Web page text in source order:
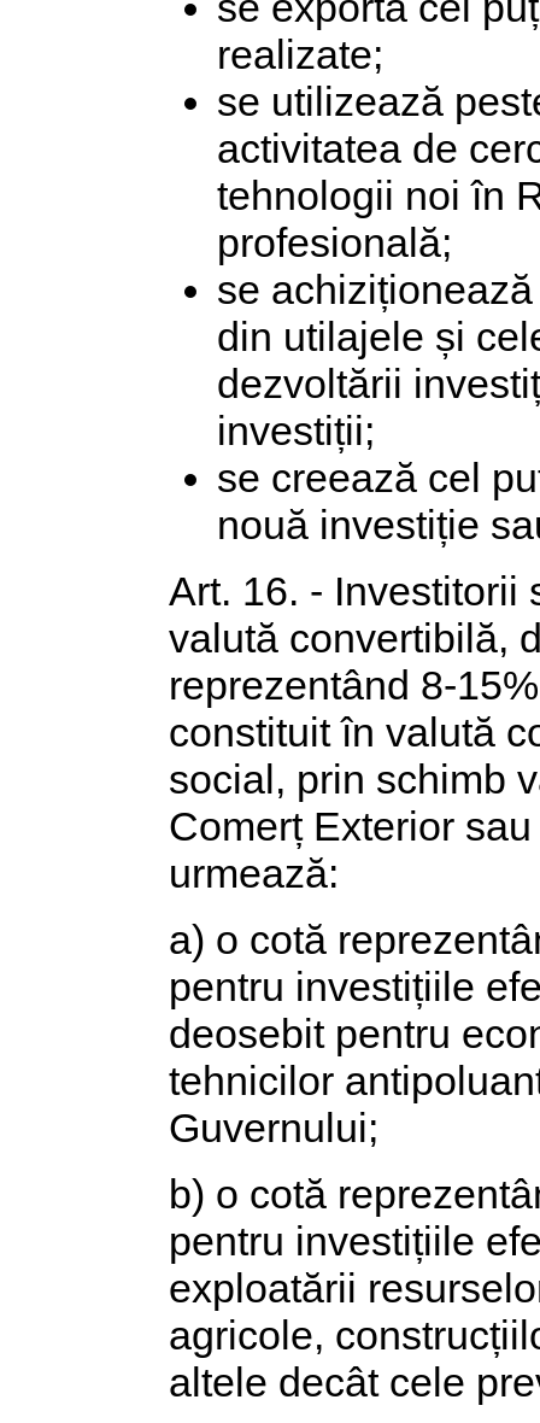
realizate;
se utilizează
activitatea de
tehnologii noi în
profesională;
se
din utilajele și
dezvoltării
investiții;
se creează cel
nouă investiție
Art. 16. - Investitorii
valută convertibilă,
reprezentând 8-
constituit în valută
social, prin schimb
Comerț Exterior
urmează:
a) o cotă
pentru investițiile
deosebit pentru
tehnicilor
Guvernului;
b) o cotă
pentru investițiile
exploatării
agricole,
altele decât cele